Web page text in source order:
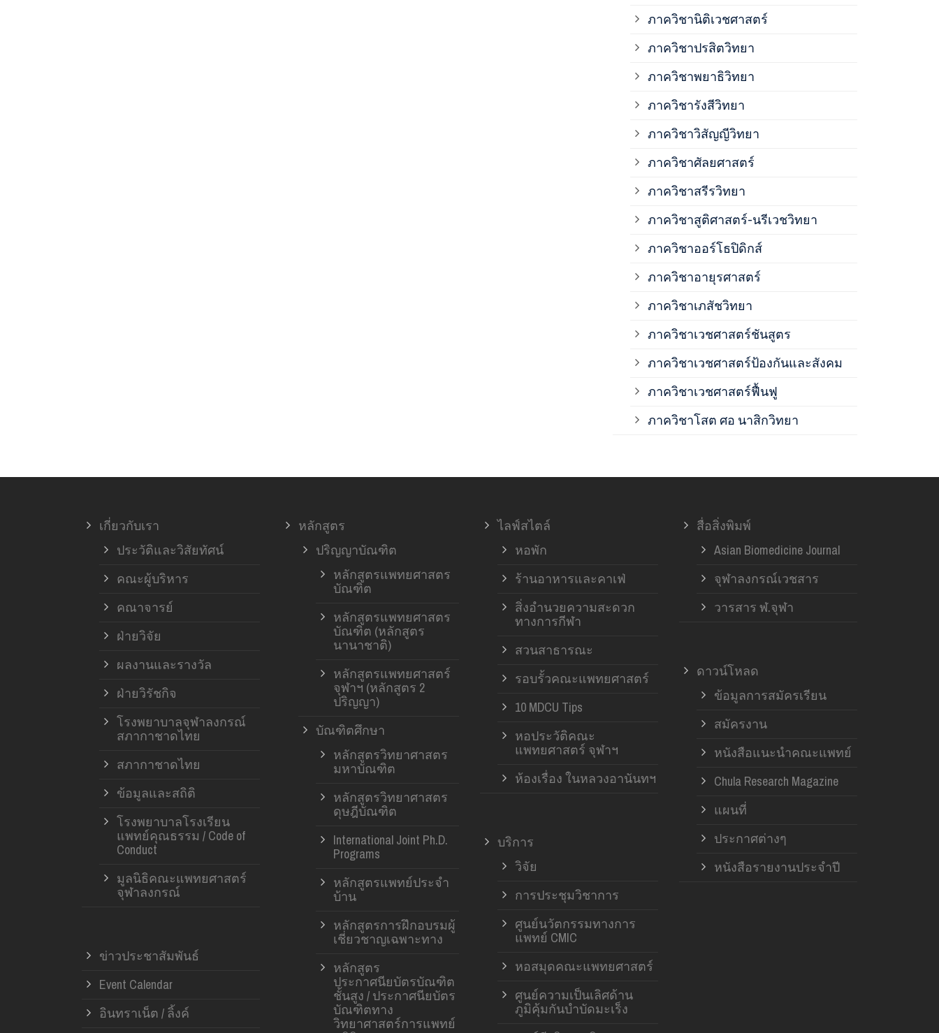
ภาควิชานิติเวชศาสตร์
ภาควิชาปรสิตวิทยา
ภาควิชาพยาธิวิทยา
ภาควิชารังสีวิทยา
ภาควิชาวิสัญญีวิทยา
ภาควิชาศัลยศาสตร์
ภาควิชาสรีรวิทยา
ภาควิชาสูติศาสตร์-นรีเวชวิทยา
ภาควิชาออร์โธปิดิกส์
ภาควิชาอายุรศาสตร์
ภาควิชาเภสัชวิทยา
ภาควิชาเวชศาสตร์ชันสูตร
ภาควิชาเวชศาสตร์ป้องกันและสังคม
ภาควิชาเวชศาสตร์ฟื้นฟู
ภาควิชาโสต ศอ นาสิกวิทยา
เกี่ยวกับเรา
ประวัติและวิสัยทัศน์
คณะผู้บริหาร
คณาจารย์
ฝ่ายวิจัย
ผลงานและรางวัล
ฝ่ายวิรัชกิจ
โรงพยาบาลจุฬาลงกรณ์
สภากาชาดไทย
สภากาชาดไทย
ข้อมูลและสถิติ
โรงพยาบาลโรงเรียน
แพทย์คุณธรรม / Code of
Conduct
มูลนิธิคณะแพทยศาสตร์
จุฬาลงกรณ์
ข่าวประชาสัมพันธ์
Event Calendar
อินทราเน็ต / ลิ้งค์
หลักสูตร
ปริญญาบัณฑิต
หลักสูตรแพทยศาสตร
บัณฑิต
หลักสูตรแพทยศาสตร
บัณฑิต (หลักสูตร
นานาชาติ)
หลักสูตรแพทยศาสตร์
จุฬาฯ (หลักสูตร 2
ปริญญา)
บัณฑิตศึกษา
หลักสูตรวิทยาศาสตร
มหาบัณฑิต
หลักสูตรวิทยาศาสตร
ดุษฎีบัณฑิต
International Joint Ph.D.
Programs
หลักสูตรแพทย์ประจำ
บ้าน
หลักสูตรการฝึกอบรมผู้
เชี่ยวชาญเฉพาะทาง
หลักสูตร
ประกาศนียบัตรบัณฑิต
ชั้นสูง / ประกาศนียบัตร
บัณฑิตทาง
วิทยาศาสตร์การแพทย์
ไลฟ์สไตล์
หอพัก
ร้านอาหารและคาเฟ่
สิ่งอำนวยความสะดวก
ทางการกีฬา
สวนสาธารณะ
รอบรั้วคณะแพทยศาสตร์
10 MDCU Tips
หอประวัติคณะ
แพทยศาสตร์ จุฬาฯ
ห้องเรื่อง ในหลวงอานันทฯ
บริการ
วิจัย
การประชุมวิชาการ
ศูนย์นวัตกรรมทางการ
แพทย์ CMIC
หอสมุดคณะแพทยศาสตร์
ศูนย์ความเป็นเลิศด้าน
ภูมิคุ้มกันบำบัดมะเร็ง
สื่อสิ่งพิมพ์
Asian Biomedicine Journal
จุฬาลงกรณ์เวชสาร
วารสาร ฬ.จุฬา
ดาวน์โหลด
ข้อมูลการสมัครเรียน
สมัครงาน
หนังสือแนะนำคณะแพทย์
Chula Research Magazine
แผนที่
ประกาศต่างๆ
หนังสือรายงานประจำปี